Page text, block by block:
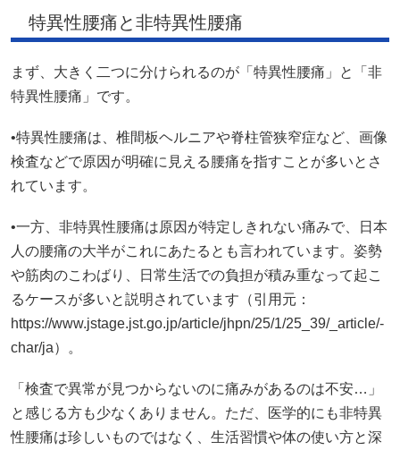
特異性腰痛と非特異性腰痛
まず、大きく二つに分けられるのが「特異性腰痛」と「非
特異性腰痛」です。
•特異性腰痛は、椎間板ヘルニアや脊柱管狭窄症など、画像
検査などで原因が明確に見える腰痛を指すことが多いとさ
れています。
•一方、非特異性腰痛は原因が特定しきれない痛みで、日本
人の腰痛の大半がこれにあたるとも言われています。姿勢
や筋肉のこわばり、日常生活での負担が積み重なって起こ
るケースが多いと説明されています（引用元：
https://www.jstage.jst.go.jp/article/jhpn/25/1/25_39/_article/-
char/ja）。
「検査で異常が見つからないのに痛みがあるのは不安…」
と感じる方も少なくありません。ただ、医学的にも非特異
性腰痛は珍しいものではなく、生活習慣や体の使い方と深